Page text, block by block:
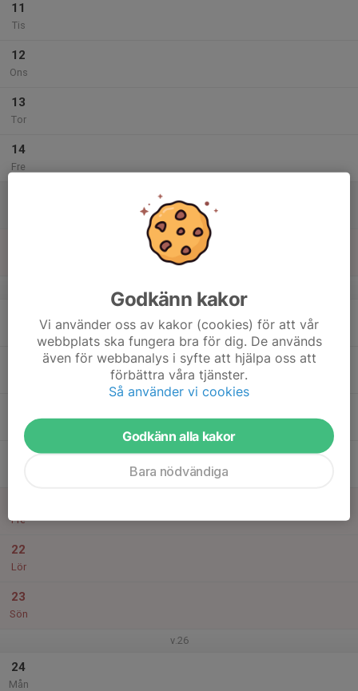
11
Tis
12
Ons
13
Tor
14
Fre
Ons
Fre
22
Lör
23
Sön
v.26
24
Mån
Godkänn kakor
Vi använder oss av kakor (cookies) för att vår
webbplats ska fungera bra för dig. De används
även för webbanalys i syfte att hjälpa oss att
förbättra våra tjänster.
Så använder vi cookies
Godkänn alla kakor
Bara nödvändiga